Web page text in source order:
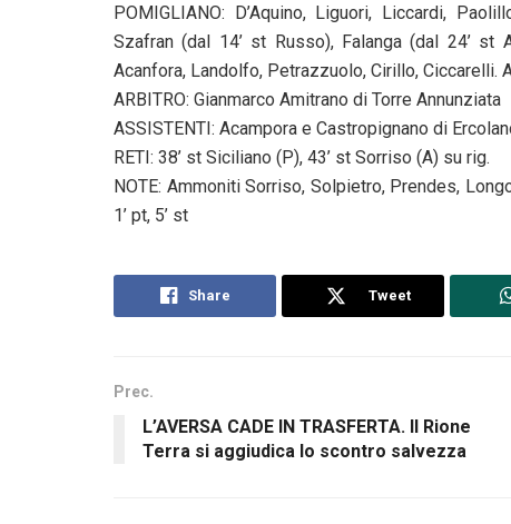
POMIGLIANO: D’Aquino, Liguori, Liccardi,
Szafran (dal 14’ st Russo), Falanga (dal 24’ st
Acanfora, Landolfo, Petrazzuolo, Cirillo, Ciccarelli.
ARBITRO: Gianmarco Amitrano di Torre Annunziata
ASSISTENTI: Acampora e Castropignano di
RETI: 38’ st Siciliano (P), 43’ st Sorriso (A) su rig.
NOTE: Ammoniti Sorriso, Solpietro, Prendes,
1’ pt, 5’ st
Share Tweet
Prec.
L’AVERSA CADE IN TRASFERTA. Il Rione
Terra si aggiudica lo scontro salvezza